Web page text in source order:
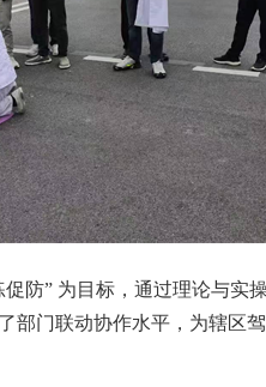
防” 为目标，通过理论与实
部门联动协作水平，为辖区